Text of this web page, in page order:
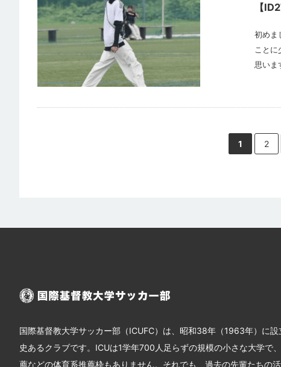
【
初めま
こと
思いま
1 2
国際基督教大学サッカー部（ICUFC）は、昭和38年（1963年）に設
史あるクラブです。ICUは1学年700人足らずの規模の小さな大学で
薦などの体育系推薦枠もありません。それでも、過去の先輩たちの活